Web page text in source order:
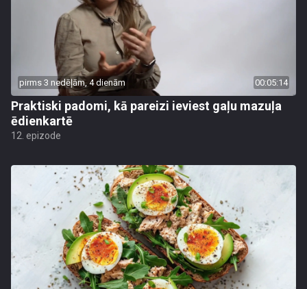
pirms 3 nedēļām, 4 dienām 00:05:14
Praktiski padomi, kā pareizi ieviest gaļu mazuļa
ēdienkartē
12. epizode